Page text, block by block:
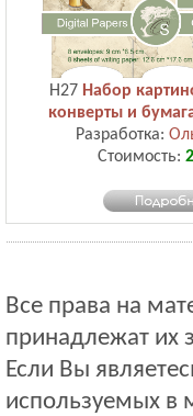
H27 Набор
конверты и
Разработка:
Стоимость:
Все права на
принадлежат их
Если Вы
используемых в